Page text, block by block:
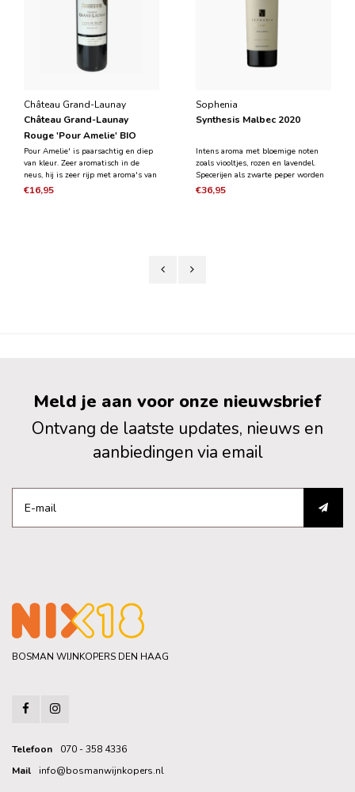
Château Grand-Launay
Château Grand-Launay
Rouge 'Pour Amelie' BIO
2024
Pour Amelie' is paarsachtig en diep
van kleur. Zeer aromatisch in de
neus, hij is zeer rijp met aroma's van
roodfruit en kersen. Hij is knapperig
€16,95
Sophenia
Synthesis Malbec 2020
Intens aroma met bloemige noten
zoals viooltjes, rozen en lavendel.
Specerijen als zwarte peper worden
gecombineerd met rijp rood fruit,
€36,95
Meld je aan voor onze nieuwsbrief
Ontvang de laatste updates, nieuws en
aanbiedingen via email
BOSMAN WIJNKOPERS DEN HAAG
Telefoon
070 - 358 4336
Mail
info@bosmanwijnkopers.nl